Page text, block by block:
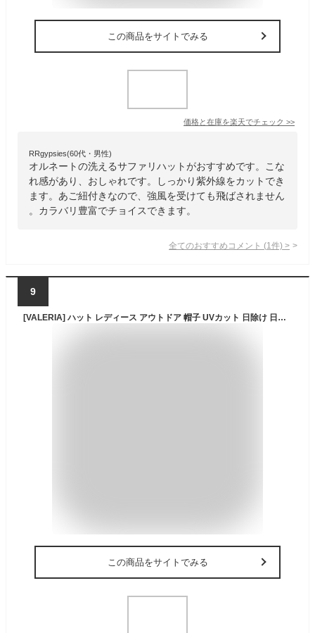
この商品をサイトでみる
価格と在庫を楽天でチェック >>
RRgypsies(60代・男性)
オルネートの洗えるサファリハットがおすすめです。こな
れ感があり、おしゃれです。しっかり紫外線をカットでき
ます。あご紐付きなので、強風を受けても飛ばされません
。カラバリ豊富でチョイスできます。
全てのおすすめコメント (1 件) >
9
[VALERIA] ハット レディース アウトドア 帽子 UVカット 日除け 日よけ アドベンチャーハット サファリハット 撥水 夏 春 秋 ゴルフ キャンプ むら染め グレー
この商品をサイトでみる